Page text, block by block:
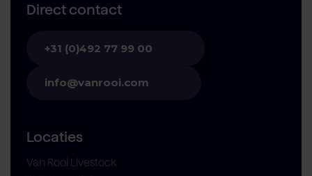
Direct contact
+31 (0)492 77 99 00
info@vanrooi.com
Locaties
Van Rooi Livestock